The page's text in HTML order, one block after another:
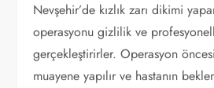
Nevşehir’de kızlık zarı dikimi
operasyonu gizlilik ve
gerçekleştirirler. Operasyon
muayene yapılır ve hastanın